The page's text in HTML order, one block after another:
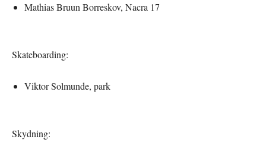
Mathias Bruun Borreskov, Nacra 17
Skateboarding:
Viktor Solmunde, park
Skydning: